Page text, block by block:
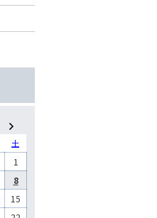
土
1
8
15